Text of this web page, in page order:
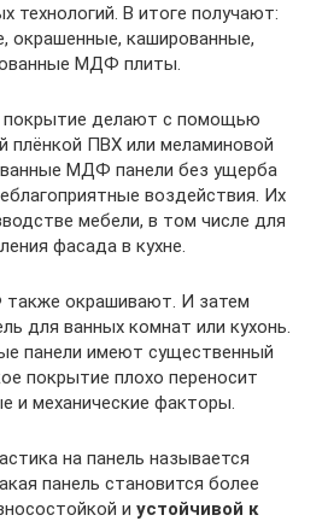
технологий. В итоге получают:
окрашенные, кашированные,
МДФ плиты.
покрытие делают с помощью
плёнкой ПВХ или меламиновой
МДФ панели без ущерба
воздействия. Их
мебели, в том числе для
фасада в кухне.
окрашивают. И затем
для ванных комнат или кухонь.
панели имеют существенный
покрытие плохо переносит
и механические факторы.
на панель называется
панель становится более
и устойчивой к